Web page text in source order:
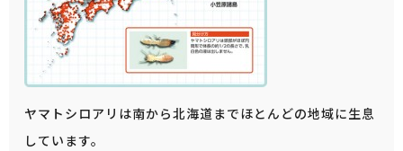
ヤマトシロアリは南から北海道までほとんどの地域に生息
しています。